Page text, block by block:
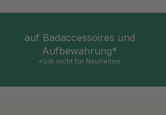
auf Badaccessoires und
Aufbewahrung*
*Gilt nicht für Neuheiten